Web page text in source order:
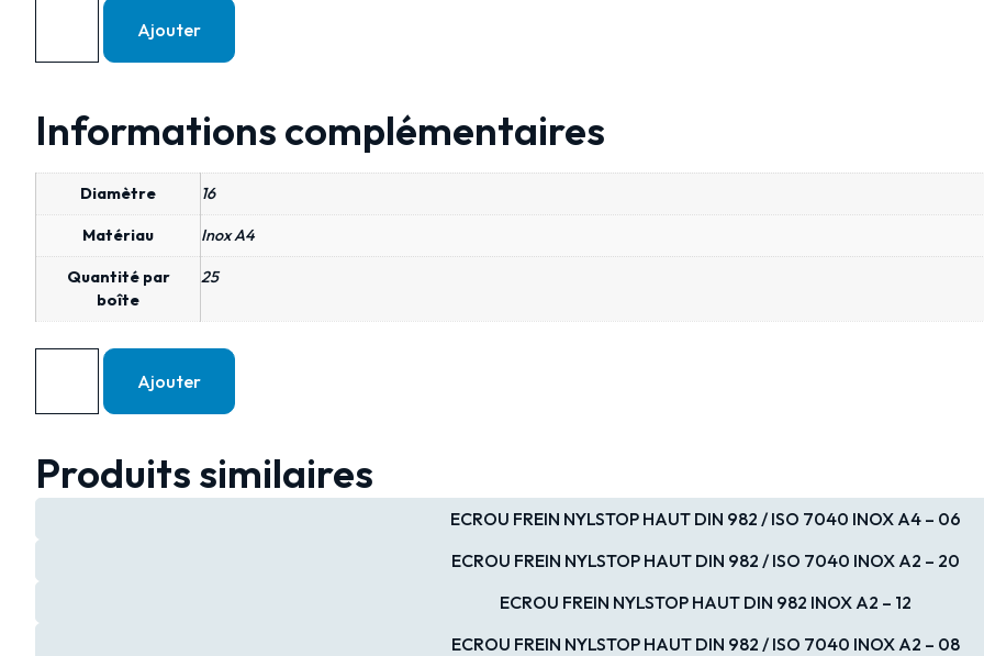
Ajouter
Informations complémentaires
Diamètre 16
Matériau Inox A4
Quantité par
boîte
25
Ajouter
Produits similaires
ECROU FREIN NYLSTOP HAUT DIN 982 / ISO 7040 INOX A4 – 06
ECROU FREIN NYLSTOP HAUT DIN 982 / ISO 7040 INOX A2 – 20
ECROU FREIN NYLSTOP HAUT DIN 982 INOX A2 – 12
ECROU FREIN NYLSTOP HAUT DIN 982 / ISO 7040 INOX A2 – 08